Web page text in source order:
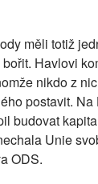
měli totiž
Havlovi
nikdo z
postavit.
budovat
Unie
ODS.